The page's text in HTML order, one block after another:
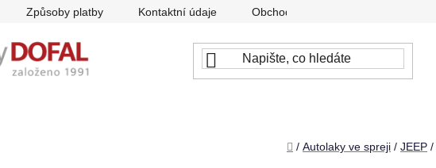
Způsoby platby Kontaktní údaje Obchodní podmínky
Domů
/ Autolaky ve spreji / JEEP /